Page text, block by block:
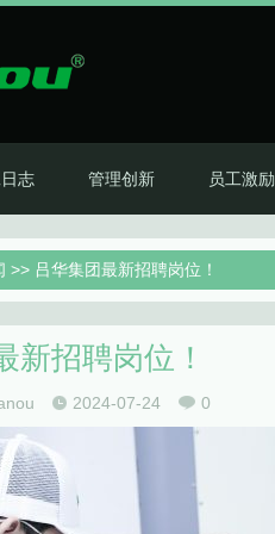
志 管理创新 员工激励
>> 吕华集团最新招聘岗位！
新招聘岗位！
2024-07-24 0